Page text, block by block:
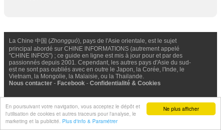
Ne plus afficher
En poursuivant votre navigation, vous acceptez le dépôt et
l'utilisation de cookies et autres traceurs pour l'analyse, le
marketing et la publicité. Plus d'info & Paramétrer
La Chine 中国 (Zhongguó), pays de l'Asie orientale, est le sujet
principal abordé sur CHINE INFORMATIONS (autrement appelé
"CHINE INFOS") ; ce guide en ligne est mis à jour pour et par des
passionnés depuis 2001. Cependant, les autres pays d'Asie du sud-
est ne sont pas oubliés avec en outre le Japon, la Corée, l'Inde, le
Vietnam, la Mongolie, la Malaisie, ou la Thailande.
Nous contacter - Facebook - Confidentialité & Cookies
© Chine Informations, 2026 - Tous droits réservés (depuis 2001)